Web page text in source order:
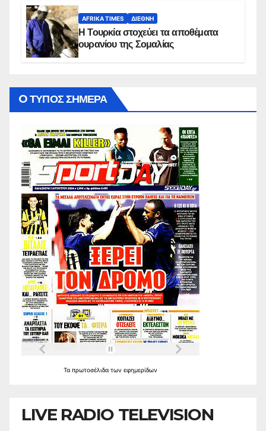
AFRIKA TIMES ΔΙΕΘΝΉ
Η Τουρκία στοχεύει τα αποθέματα
ουρανίου της Σομαλίας
O ΤΥΠΟΣ ΣΗΜΕΡΑ
Τα πρωτοσέλιδα των εφημερίδων
LIVE RADIO TELEVISION